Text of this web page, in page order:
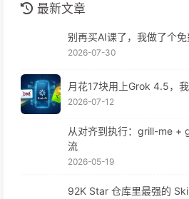
最新文章
别再买AI课了，我做了个
2026-07-30
月花17块用上Grok 4.5，
2026-07-12
从对齐到执行：grill-me +
流
2026-05-19
92K Star 仓库里最强的